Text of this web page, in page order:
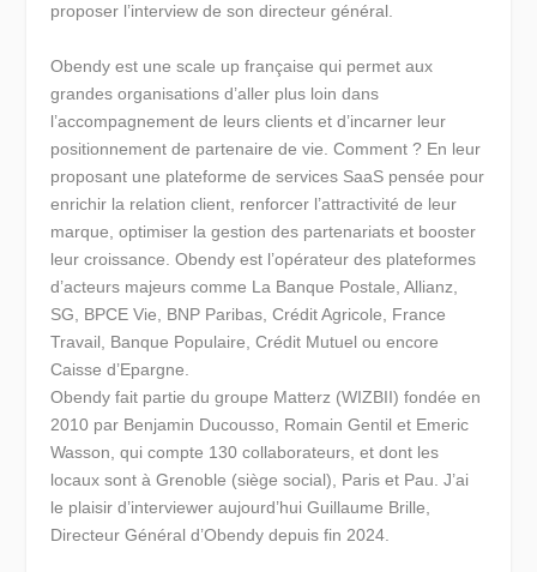
proposer l’interview de son directeur général.
Obendy est une scale up française qui permet aux
grandes organisations d’aller plus loin dans
l’accompagnement de leurs clients et d’incarner leur
positionnement de partenaire de vie. Comment ? En leur
proposant une plateforme de services SaaS pensée pour
enrichir la relation client, renforcer l’attractivité de leur
marque, optimiser la gestion des partenariats et booster
leur croissance. Obendy est l’opérateur des plateformes
d’acteurs majeurs comme La Banque Postale, Allianz,
SG, BPCE Vie, BNP Paribas, Crédit Agricole, France
Travail, Banque Populaire, Crédit Mutuel ou encore
Caisse d’Epargne.
Obendy fait partie du groupe Matterz (WIZBII) fondée en
2010 par Benjamin Ducousso, Romain Gentil et Emeric
Wasson, qui compte 130 collaborateurs, et dont les
locaux sont à Grenoble (siège social), Paris et Pau. J’ai
le plaisir d’interviewer aujourd’hui Guillaume Brille,
Directeur Général d’Obendy depuis fin 2024.